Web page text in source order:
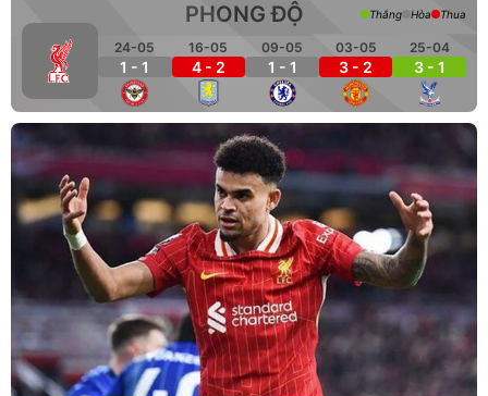
PHONG ĐỘ
24-05
1 - 1
16-05
4 - 2
09-05
1 - 1
03-05
3 - 2
25-04
3 - 1
Thắng Hòa Thua